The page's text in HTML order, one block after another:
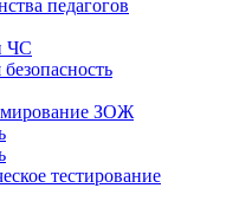
педагогов
ЧС
ЗОЖ
тестирование